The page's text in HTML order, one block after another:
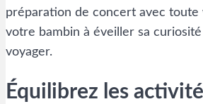
préparation de concert avec
votre bambin à éveiller sa
voyager.
Équilibrez les